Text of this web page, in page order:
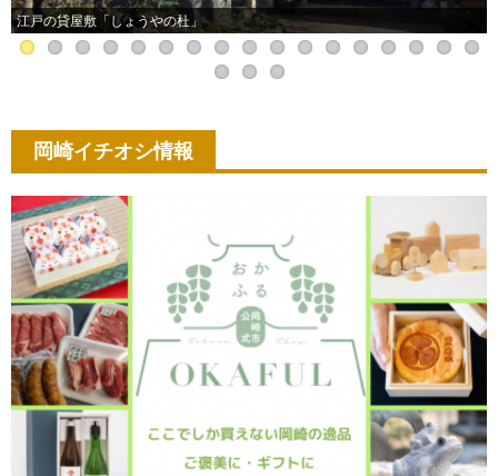
江戸の貸屋敷「しょうやの杜」
岡崎イチオシ情報